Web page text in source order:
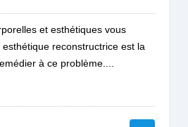
et esthétiques vous
reconstructrice est la
à ce problème....